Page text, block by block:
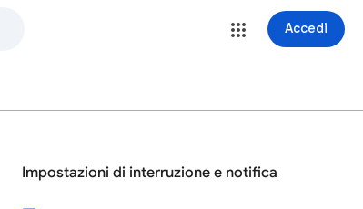
Accedi
Impostazioni di interruzione e notifica